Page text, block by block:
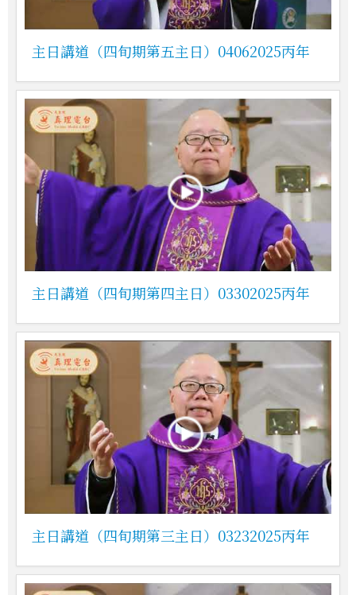
主日講道（四旬期第五主日）04062025丙年
主日講道（四旬期第四主日）03302025丙年
主日講道（四旬期第三主日）03232025丙年